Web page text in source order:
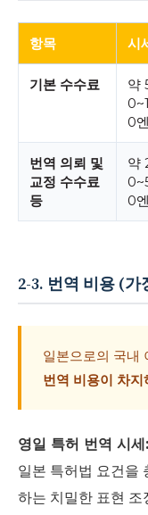
항목 시
기본 수수료
약
0엔
번역 의뢰 및
교정 수수료
등
약
0엔
2-3. 번역 비용 (가
일본으로의 국내
번역 비용이 차지
영일 특허 번역 시
일본 특허법 요건을
하는 치밀한 표현